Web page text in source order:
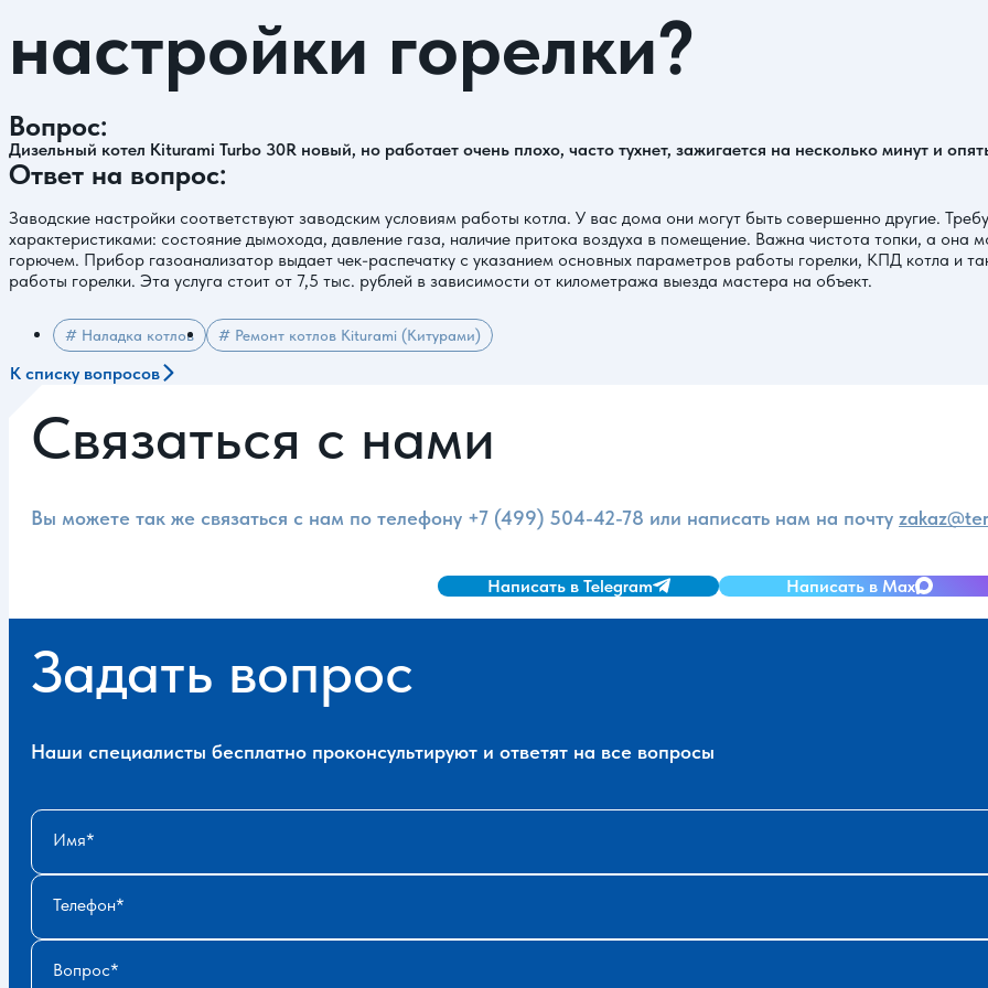
настройки горелки?
Вопрос:
Дизельный котел Kiturami Turbo 30R новый, но работает очень плохо, часто тухнет, зажигается на несколько минут и
Ответ на вопрос:
Заводские настройки соответствуют заводским условиям работы котла. У вас дома они могут быть совершенно другие.
характеристиками: состояние дымохода, давление газа, наличие притока воздуха в помещение. Важна чистота топки, а она
горючем. Прибор газоанализатор выдает чек-распечатку с указанием основных параметров работы горелки, КПД котла и
работы горелки. Эта услуга стоит от 7,5 тыс. рублей в зависимости от километража выезда мастера на объект.
# Наладка котлов # Ремонт котлов Kiturami (Китурами)
К списку вопросов
Связаться с нами
Вы можете так же связаться с нам по телефону +7 (499) 504-42-78 или написать нам на почту
Написать в Telegram Написать в Max
Задать вопрос
Наши специалисты бесплатно проконсультируют и ответят на все вопросы
Имя
Телефон
Вопрос